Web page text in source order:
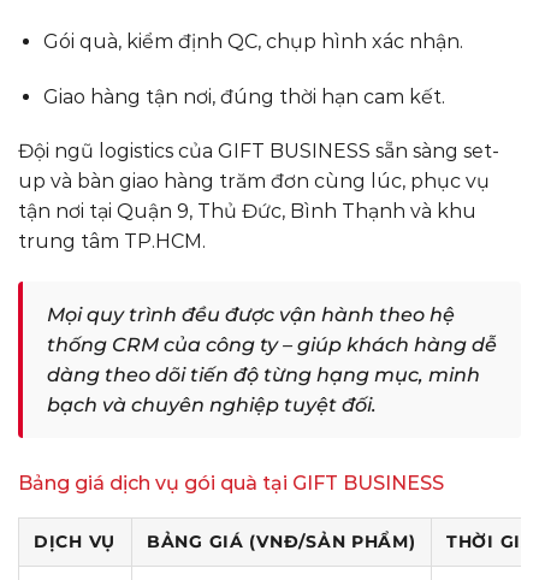
Gói quà, kiểm định QC, chụp hình xác nhận.
Giao hàng tận nơi, đúng thời hạn cam kết.
Đội ngũ logistics của GIFT BUSINESS sẵn sàng set-
up và bàn giao hàng trăm đơn cùng lúc, phục vụ
tận nơi tại Quận 9, Thủ Đức, Bình Thạnh và khu
trung tâm TP.HCM.
Mọi quy trình đều được vận hành theo hệ
thống CRM của công ty – giúp khách hàng dễ
dàng theo dõi tiến độ từng hạng mục, minh
bạch và chuyên nghiệp tuyệt đối.
Bảng giá dịch vụ gói quà tại GIFT BUSINESS
DỊCH VỤ BẢNG GIÁ (VNĐ/SẢN PHẨM) THỜI